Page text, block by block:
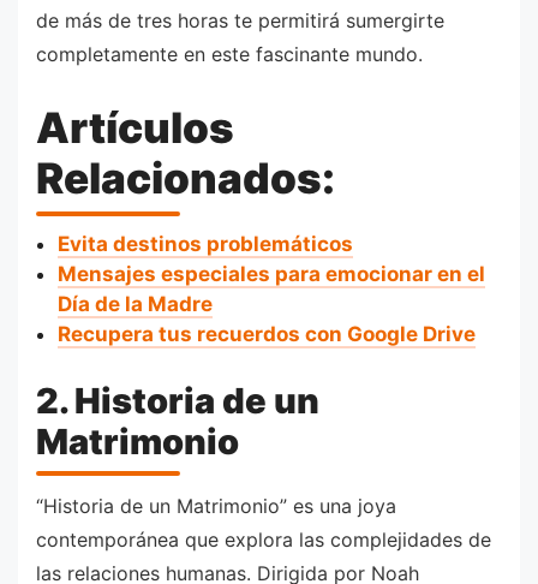
de más de tres horas te permitirá sumergirte
completamente en este fascinante mundo.
Artículos
Relacionados:
Evita destinos problemáticos
Mensajes especiales para emocionar en el
Día de la Madre
Recupera tus recuerdos con Google Drive
2. Historia de un
Matrimonio
“Historia de un Matrimonio” es una joya
contemporánea que explora las complejidades de
las relaciones humanas. Dirigida por Noah